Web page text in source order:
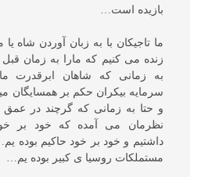
بازیده است…
ما تاجیکان با به زبان آوردن شاه
زنده می کنیم که مارا به زمان قبل
به زمانی که شاهان ابرقدرت
سرمایه بیکران حکم بر همسایگان
و حتا به زمانی که گرچند در عمق
نظرمان می آمده که خود بر
داشتیم و خود بر خود حاکیم بوده
مستملکات روسیا ی کبیر بوده یم…